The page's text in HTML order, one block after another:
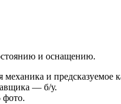
и оснащению.
и предсказуемое
— б/у.
фото.